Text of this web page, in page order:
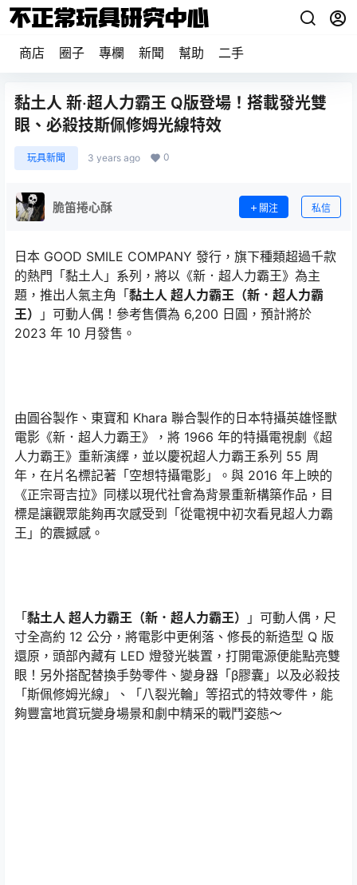
商店 圈子 專欄 新聞 幫助 二手
黏土人 新‧超人力霸王 Q版登場！搭載發光雙
眼、必殺技斯佩修姆光線特效
玩具新聞 3 years ago 0
脆笛捲心酥 關注 私信
日本 GOOD SMILE COMPANY 發行，旗下種類超過千款
的熱門「黏土人」系列，將以《新．超人力霸王》為主
題，推出人氣主角「黏土人 超人力霸王（新．超人力霸
王）
」可動人偶！參考售價為 6,200 日圓，預計將於
2023 年 10 月發售。
由圓谷製作、東寶和 Khara 聯合製作的日本特攝英雄怪獸
電影《新．超人力霸王》，將 1966 年的特攝電視劇《超
人力霸王》重新演繹，並以慶祝超人力霸王系列 55 周
年，在片名標記著「空想特攝電影」。與 2016 年上映的
《正宗哥吉拉》同樣以現代社會為背景重新構築作品，目
標是讓觀眾能夠再次感受到「從電視中初次看見超人力霸
王」的震撼感。
「黏土人 超人力霸王（新．超人力霸王）
」可動人偶，尺
寸全高約 12 公分，將電影中更俐落、修長的新造型 Q 版
還原，頭部內藏有 LED 燈發光裝置，打開電源便能點亮雙
眼！另外搭配替換手勢零件、變身器「β膠囊」以及必殺技
「斯佩修姆光線」、「八裂光輪」等招式的特效零件，能
夠豐富地賞玩變身場景和劇中精采的戰鬥姿態～